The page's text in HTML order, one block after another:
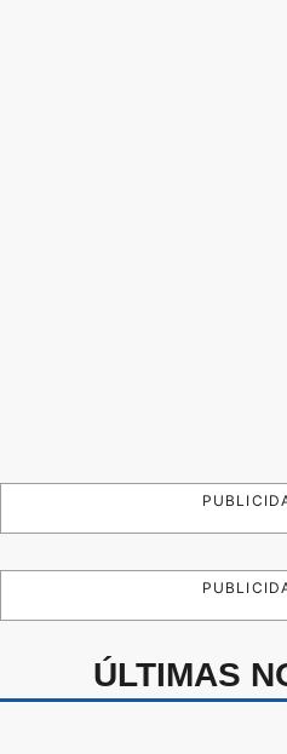
ÚLTIMAS